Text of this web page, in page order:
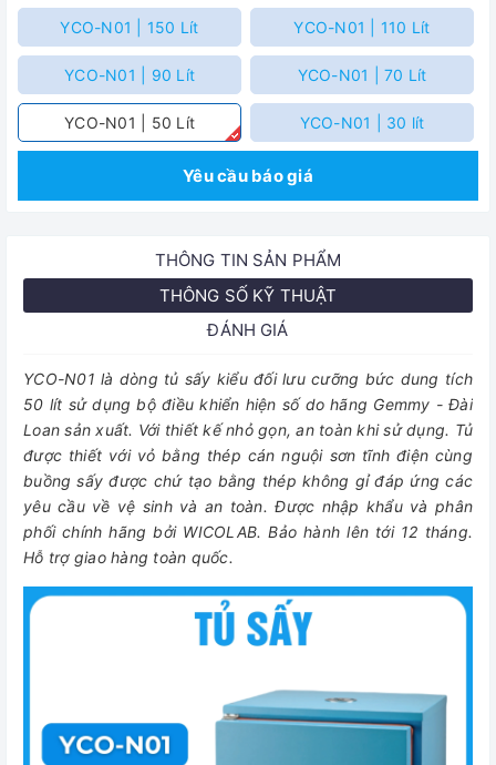
YCO-N01 | 150 Lít
YCO-N01 | 110 Lít
YCO-N01 | 90 Lít YCO-N01 | 70 Lít
YCO-N01 | 50 Lít YCO-N01 | 30 lít
Yêu cầu báo giá
THÔNG TIN SẢN PHẨM
THÔNG SỐ KỸ THUẬT
ĐÁNH GIÁ
YCO-N01 là dòng tủ sấy kiểu đối lưu cưỡng bức dung tích
50 lít sử dụng bộ điều khiển hiện số do hãng Gemmy - Đài
Loan sản xuất. Với thiết kế nhỏ gọn, an toàn khi sử dụng. Tủ
được thiết với vỏ bằng thép cán nguội sơn tĩnh điện cùng
buồng sấy được chứ tạo bằng thép không gỉ đáp ứng các
yêu cầu về vệ sinh và an toàn. Được nhập khẩu và phân
phối chính hãng bởi WICOLAB. Bảo hành lên tới 12 tháng.
Hỗ trợ giao hàng toàn quốc.